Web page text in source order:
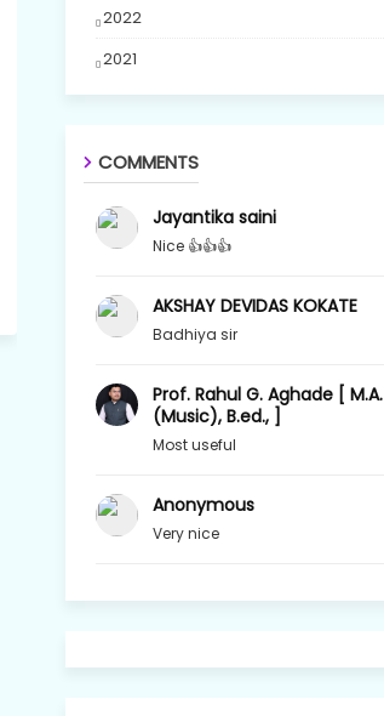
2022
2021
COMMENTS
Jayantika saini
Nice 👍👍👍
AKSHAY DEVIDAS KOKATE
Badhiya sir
Prof. Rahul G. Aghade [ M.A.
(Music), B.ed., ]
Most useful
Anonymous
Very nice